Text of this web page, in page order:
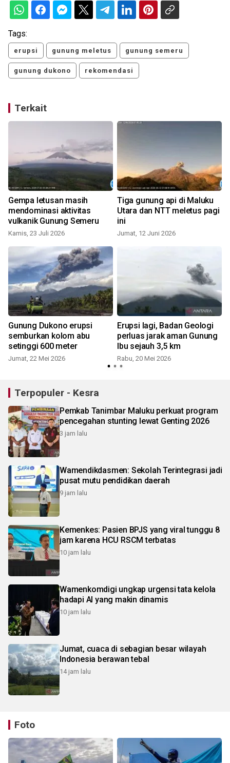
Tags:
erupsi gunung meletus gunung semeru
gunung dukono rekomendasi
Terkait
Gempa letusan masih
mendominasi aktivitas
vulkanik Gunung Semeru
Kamis, 23 Juli 2026
Tiga gunung api di Maluku
Utara dan NTT meletus pagi
ini
Jumat, 12 Juni 2026
Gunung Dukono erupsi
semburkan kolom abu
setinggi 600 meter
Jumat, 22 Mei 2026
Erupsi lagi, Badan Geologi
perluas jarak aman Gunung
Ibu sejauh 3,5 km
Rabu, 20 Mei 2026
Terpopuler - Kesra
Pemkab Tanimbar Maluku perkuat program
pencegahan stunting lewat Genting 2026
3 jam lalu
Wamendikdasmen: Sekolah Terintegrasi jadi
pusat mutu pendidikan daerah
9 jam lalu
Kemenkes: Pasien BPJS yang viral tunggu 8
jam karena HCU RSCM terbatas
10 jam lalu
Wamenkomdigi ungkap urgensi tata kelola
hadapi AI yang makin dinamis
10 jam lalu
Jumat, cuaca di sebagian besar wilayah
Indonesia berawan tebal
14 jam lalu
Foto